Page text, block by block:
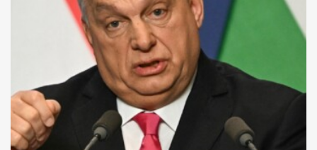
Varga Judit reagált: Orbán